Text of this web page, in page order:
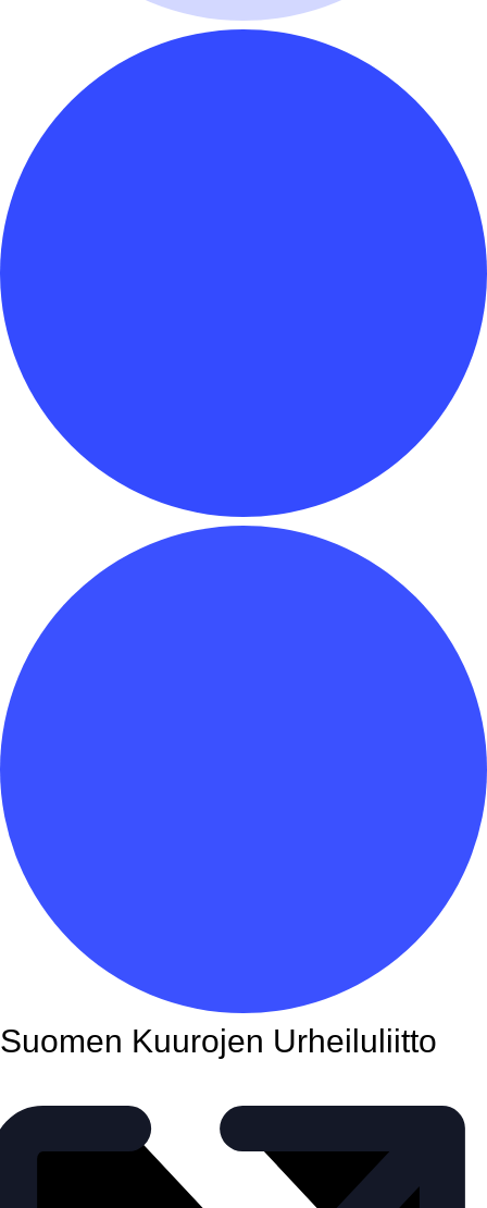
Suomen Kuurojen Urheiluliitto